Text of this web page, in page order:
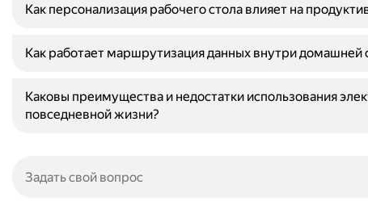
Как персонализация рабочего стола влияет на
Как работает маршрутизация данных внутри домашней
Каковы преимущества и недостатки использования
повседневной жизни?